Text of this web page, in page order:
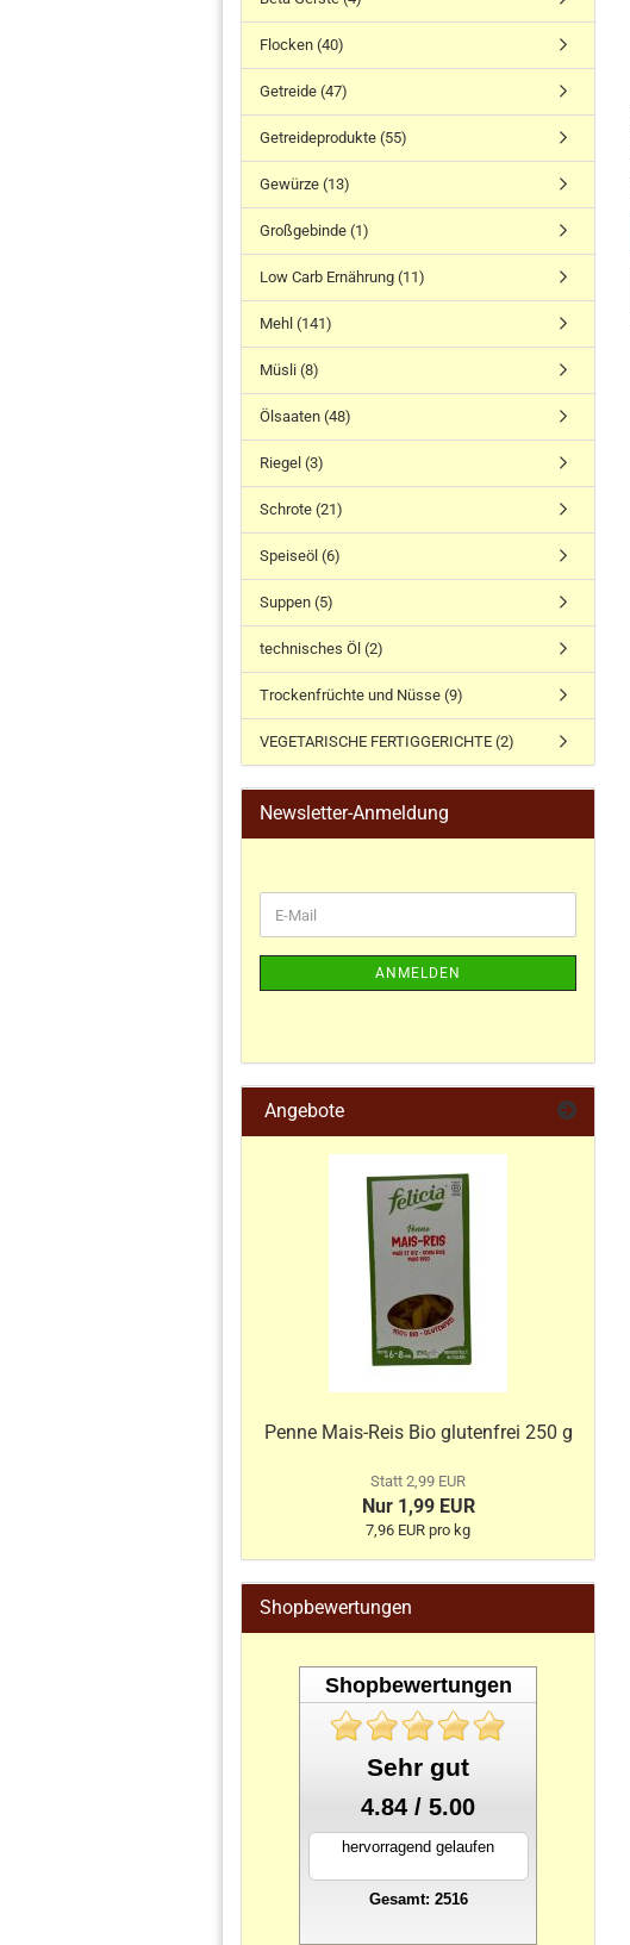
Flocken (40)
Getreide (47)
Getreideprodukte (55)
Gewürze (13)
Großgebinde (1)
Low Carb Ernährung (11)
Mehl (141)
Müsli (8)
Ölsaaten (48)
Riegel (3)
Schrote (21)
Speiseöl (6)
Suppen (5)
technisches Öl (2)
Trockenfrüchte und Nüsse (9)
VEGETARISCHE FERTIGGERICHTE (2)
Newsletter-Anmeldung
ANMELDEN
Angebote
Penne Mais-Reis Bio glutenfrei 250 g
Statt 2,99 EUR
Nur 1,99 EUR
7,96 EUR pro kg
Shopbewertungen
Shopbewertungen
Sehr gut
4.84 / 5.00
hervorragend gelaufen
Gesamt: 2516